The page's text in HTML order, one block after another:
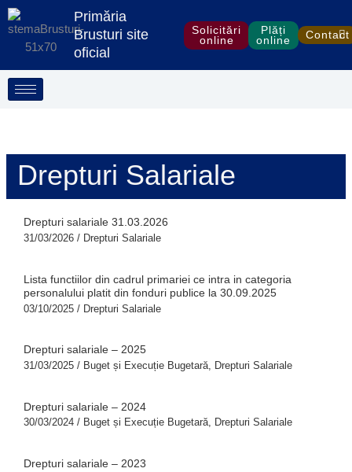
Treci
conținut
Primăria
Brusturi site
oficial
Solicitări
online
Plăți
online
Contact
Drepturi Salariale
Drepturi salariale 31.03.2026
31/03/2026 / Drepturi Salariale
Lista functiilor din cadrul primariei ce intra in categoria
personalului platit din fonduri publice la 30.09.2025
03/10/2025 / Drepturi Salariale
Drepturi salariale – 2025
31/03/2025 / Buget și Execuție Bugetară, Drepturi Salariale
Drepturi salariale – 2024
30/03/2024 / Buget și Execuție Bugetară, Drepturi Salariale
Drepturi salariale – 2023
S
e
r
c